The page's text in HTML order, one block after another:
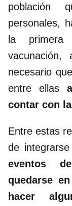
población
personales,
la primera
vacunación,
necesario
entre ellas
contar con
Entre estas
de
eventos
quedarse
hacer